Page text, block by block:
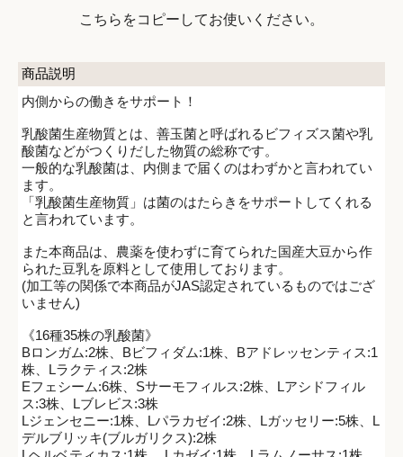
こちらをコピーしてお使いください。
商品説明
内側からの働きをサポート！
乳酸菌生産物質とは、善玉菌と呼ばれるビフィズス菌や乳
酸菌などがつくりだした物質の総称です。
一般的な乳酸菌は、内側まで届くのはわずかと言われてい
ます。
「乳酸菌生産物質」は菌のはたらきをサポートしてくれる
と言われています。
また本商品は、農薬を使わずに育てられた国産大豆から作
られた豆乳を原料として使用しております。
(加工等の関係で本商品がJAS認定されているものではござ
いません)
《16種35株の乳酸菌》
Bロンガム:2株、Bビフィダム:1株、Bアドレッセンティス:1
株、Lラクティス:2株
Eフェシーム:6株、Sサーモフィルス:2株、Lアシドフィル
ス:3株、Lブレビス:3株
Lジェンセニー:1株、Lパラカゼイ:2株、Lガッセリー:5株、L
デルブリッキ(ブルガリクス):2株